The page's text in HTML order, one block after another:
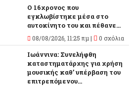
O 16χρονος που
εγκλωβίστηκε μέσα στο
αυτοκίνητο του και πέθανε...
08/08/2026, 11:25 πμ | 0 σχόλια
Ιωάννινα: Συνελήφθη
καταστηματάρχης για χρήση
μουσικής καθ’ υπέρβαση του
επιτρεπόμενου...